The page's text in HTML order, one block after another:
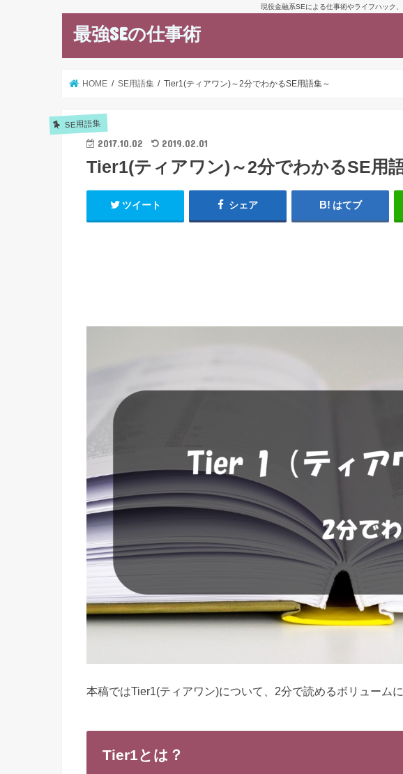
現役金融系SEによる仕事術やライフハック
最強SEの仕事術
HOME SE用語集 Tier1(ティアワン)～2分でわかるSE用語集～
SE用語集
2017.10.02 2019.02.01
Tier1(ティアワン)～2分でわかるSE用
ツイート シェア はてブ
本稿ではTier1(ティアワン)について、2分で読めるボリューム
Tier1とは？